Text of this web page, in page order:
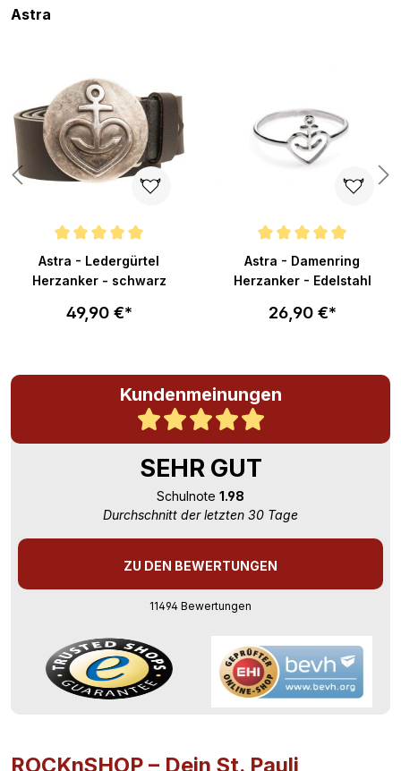
Produktgalerie überspringen
Astra
von 5 Sternen
Durchschnittliche Bewertung von 5 von 5 Sternen
Astra - Ledergürtel
Herzanker - schwarz
49,90 €*
Durchschnittliche Bewertung
Astra - Damenring
Herzanker - Edelstahl
26,90 €*
Kundenmeinungen
SEHR GUT
Schulnote 1.98
Durchschnitt der letzten 30 Tage
ZU DEN BEWERTUNGEN
11494 Bewertungen
ROCKnSHOP – Dein St. Pauli